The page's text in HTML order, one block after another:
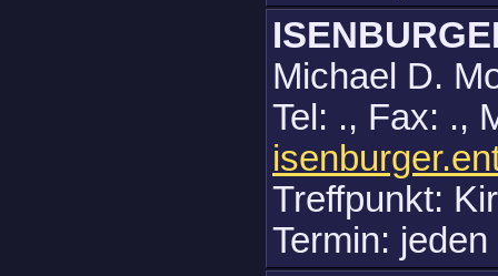
Michael D.
Tel: ., Fax: .,
Treffpunkt:
Termin: